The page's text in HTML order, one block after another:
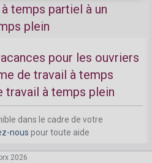
temps partiel à un
plein
pour les ouvriers
de travail à temps
travail à temps plein
dans le cadre de votre
nous pour toute aide
2026